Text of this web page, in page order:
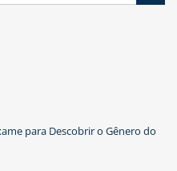
para Descobrir o Gênero do